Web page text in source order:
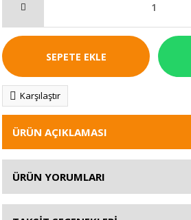
SEPETE EKLE
Karşılaştır
ÜRÜN AÇIKLAMASI
ÜRÜN YORUMLARI